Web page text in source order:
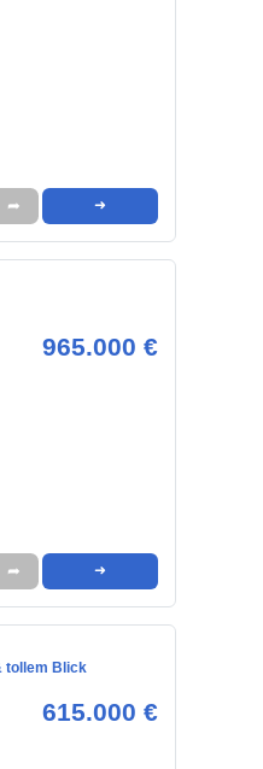
➦ ➜
965.000 €
➦ ➜
tollem Blick
615.000 €